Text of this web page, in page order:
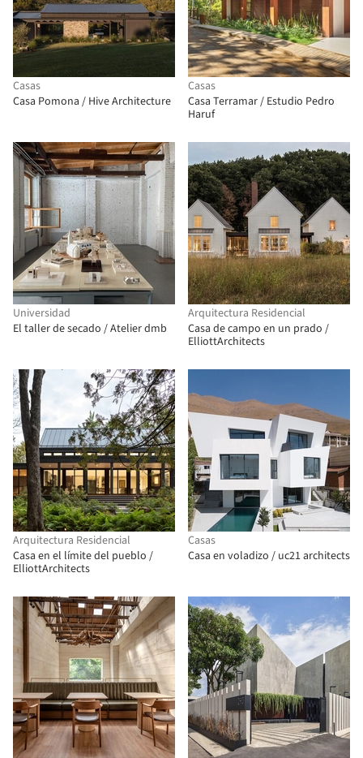
Casas
Casa Pomona / Hive Architecture
Casas
Casa Terramar / Estudio Pedro
Haruf
Universidad
El taller de secado / Atelier dmb
Arquitectura Residencial
Casa de campo en un prado /
ElliottArchitects
Arquitectura Residencial
Casa en el límite del pueblo /
ElliottArchitects
Casas
Casa en voladizo / uc21 architects